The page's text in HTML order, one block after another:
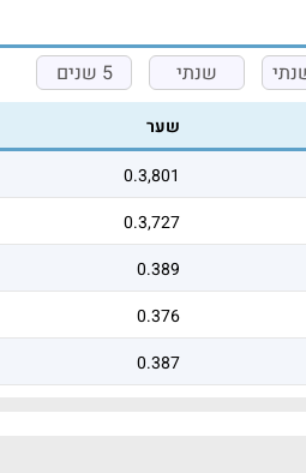
שנתי 5 שנים
שער
0.3,801
0.3,727
0.389
0.376
0.387